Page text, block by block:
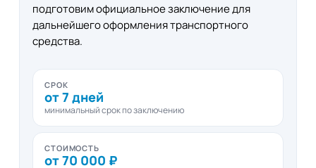
подготовим официальное заключение для
дальнейшего оформления транспортного
средства.
СРОК
от 7 дней
минимальный срок по заключению
СТОИМОСТЬ
от 70 000 ₽